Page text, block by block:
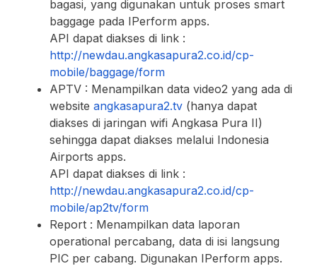
bagasi, yang digunakan untuk proses smart
baggage pada IPerform apps.
API dapat diakses di link :
http://newdau.angkasapura2.co.id/cp-
mobile/baggage/form
APTV : Menampilkan data video2 yang ada di
website angkasapura2.tv (hanya dapat
diakses di jaringan wifi Angkasa Pura II)
sehingga dapat diakses melalui Indonesia
Airports apps.
API dapat diakses di link :
http://newdau.angkasapura2.co.id/cp-
mobile/ap2tv/form
Report : Menampilkan data laporan
operational percabang, data di isi langsung
PIC per cabang. Digunakan IPerform apps.